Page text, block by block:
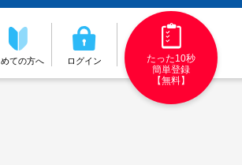
ての方へ ログイン
たった10秒
簡単登録
【無料】